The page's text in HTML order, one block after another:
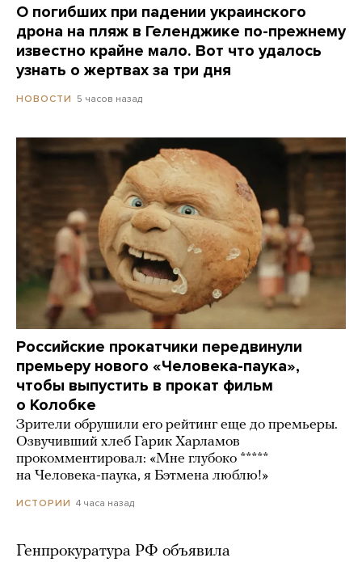
О погибших при падении украинского
дрона на пляж в Геленджике по-прежнему
известно крайне мало. Вот что удалось
узнать о жертвах за три дня
НОВОСТИ 5 часов назад
Российские прокатчики передвинули
премьеру нового «Человека-паука»,
чтобы выпустить в прокат фильм
о Колобке
Зрители обрушили его рейтинг еще до премьеры.
Озвучивший хлеб Гарик Харламов
прокомментировал: «Мне глубоко *****
на Человека-паука, я Бэтмена люблю!»
ИСТОРИИ 4 часа назад
Генпрокуратура РФ объявила